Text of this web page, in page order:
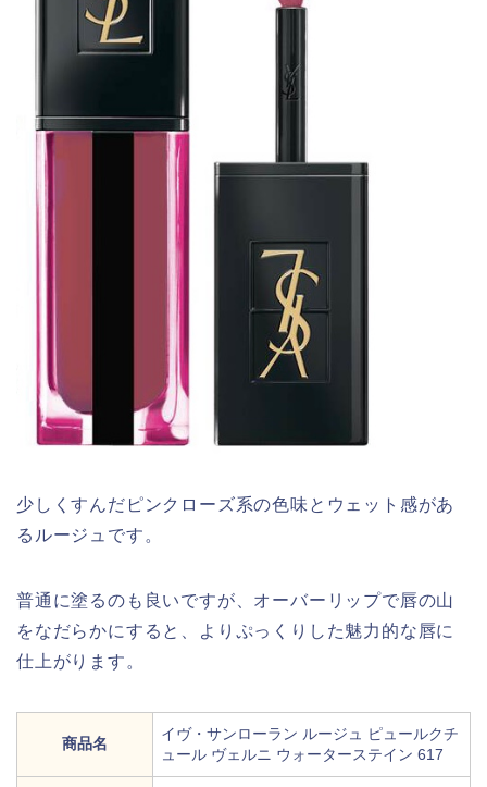
少しくすんだピンクローズ系の色味とウェット感があ
るルージュです。
普通に塗るのも良いですが、オーバーリップで唇の山
をなだらかにすると、よりぷっくりした魅力的な唇に
仕上がります。
商品名
イヴ・サンローラン ルージュ ピュールクチ
ュール ヴェルニ ウォーターステイン 617